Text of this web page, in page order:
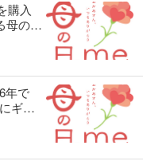
購入
母の日
発
年で
ギフ
？」
トを